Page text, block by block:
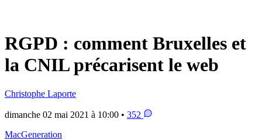
RGPD : comment Bruxelles et
la CNIL précarisent le web
Christophe Laporte
dimanche 02 mai 2021 à 10:00 • 352
MacGeneration